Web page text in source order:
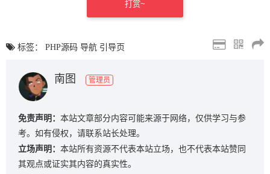
打赏~
标签： PHP源码 导航 引导页
南图 管理员
免责声明： 本站文章部分内容可能来源于网络，仅供学习与参
考。如有侵权，请联系站长处理。
立场声明： 本站所有资源不代表本站立场，也不代表本站赞同
其观点或证实其内容的真实性。